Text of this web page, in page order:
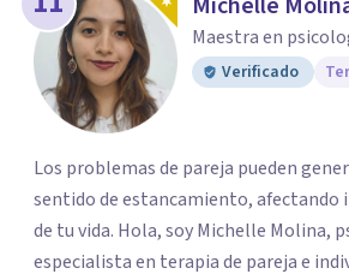
Maestra en
Verificado
Los problemas de pareja pueden
sentido de estancamiento, afectando
de tu vida. Hola, soy Michelle Molina,
especialista en terapia de pareja e